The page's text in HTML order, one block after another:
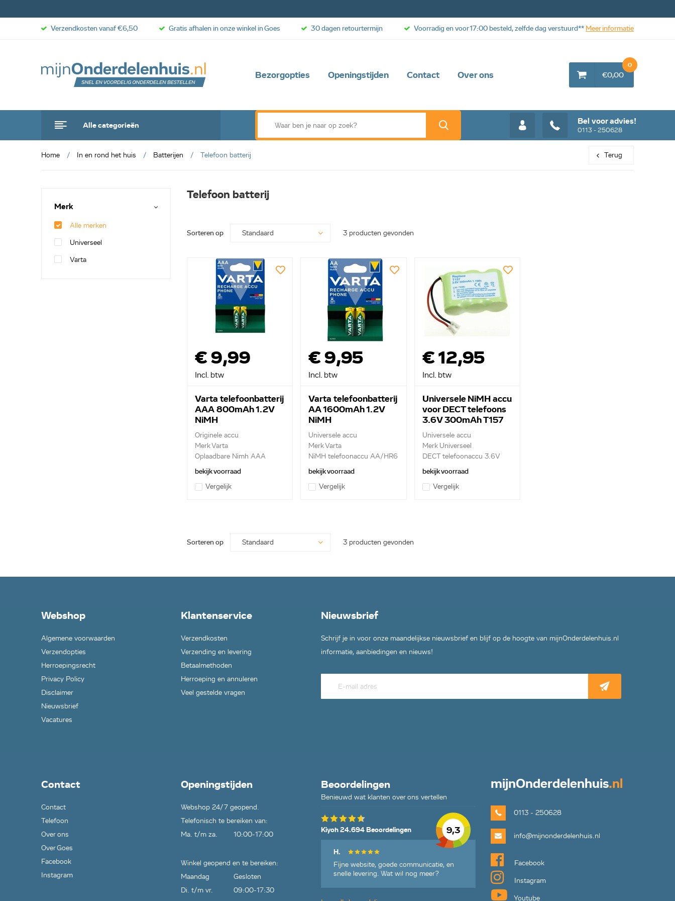
Bezorgopties Openingstijden Contact Over ons
Alle categorieën Bel voor advies!
0113 - 250628
€0,00
0
Verzendkosten vanaf €6,50 Gratis afhalen in onze winkel in Goes 30 dagen retourtermijn Voorradig en voor 17:00 besteld, zelfde dag verstuurd** Meer informatie
Home In en rond het huis Batterijen Telefoon batterij Terug
Merk
Alle merken
Universeel
Varta
Telefoon batterij
Sorteren op 3 producten gevonden
€ 9,99
Incl. btw
Varta telefoonbatterij
AAA 800mAh 1.2V
NiMH
Originele accu
Merk Varta
Oplaadbare Nimh AAA
telefoonaccu...
bekijk voorraad
Vergelijk
€ 9,95
Incl. btw
Varta telefoonbatterij
AA 1600mAh 1.2V
NiMH
Universele accu
Merk Varta
NiMH telefoonaccu AA/HR6
11.2V ...
bekijk voorraad
Vergelijk
€ 12,95
Incl. btw
Universele NiMH accu
voor DECT telefoons
3.6V 300mAh T157
Universele accu
Merk Universeel
DECT telefoonaccu 3.6V
300...
bekijk voorraad
Vergelijk
Sorteren op 3 producten gevonden
Webshop
Algemene voorwaarden
Verzendopties
Herroepingsrecht
Privacy Policy
Disclaimer
Nieuwsbrief
Vacatures
Klantenservice
Verzendkosten
Verzending en levering
Betaalmethoden
Herroeping en annuleren
Veel gestelde vragen
Nieuwsbrief
Schrijf je in voor onze maandelijkse nieuwsbrief en blijf op de hoogte van mijnOnderdelenhuis.nl
informatie, aanbiedingen en nieuws!
Contact
Contact
Telefoon
Over ons
Over Goes
Facebook
Instagram
Openingstijden
Webshop 24/7 geopend.
Telefonisch te bereiken van:
Ma. t/m za.
10:00-17:00
Winkel geopend en te bereiken:
Maandag
Gesloten
Di. t/m vr.
09:00-17:30
Beoordelingen
Benieuwd wat klanten over ons vertellen
9,3
Kiyoh 24.694 Beoordelingen
H.
Fijne website, goede communicatie, en
snelle levering. Wat wil nog meer?
mijnOnderdelenhuis.nl
0113 - 250628
info@mijnonderdelenhuis.nl
Facebook
Instagram
Youtube